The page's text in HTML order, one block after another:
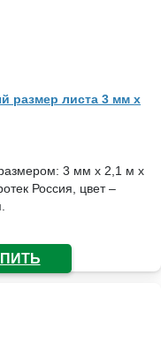
размер листа 3 мм x
3 мм х 2,1 м х
Россия, цвет –